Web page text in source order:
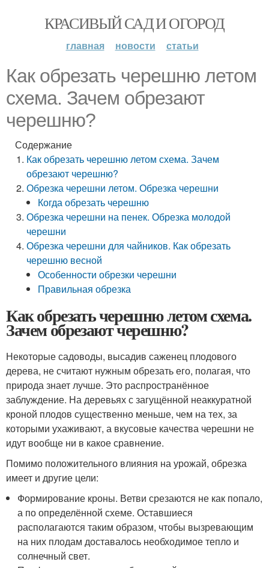
КРАСИВЫЙ САД И ОГОРОД
главная новости статьи
Как обрезать черешню летом
схема. Зачем обрезают
черешню?
Содержание
Как обрезать черешню летом схема. Зачем
обрезают черешню?
Обрезка черешни летом. Обрезка черешни
Когда обрезать черешню
Обрезка черешни на пенек. Обрезка молодой
черешни
Обрезка черешни для чайников. Как обрезать
черешню весной
Особенности обрезки черешни
Правильная обрезка
Как обрезать черешню летом схема.
Зачем обрезают черешню?
Некоторые садоводы, высадив саженец плодового
дерева, не считают нужным обрезать его, полагая, что
природа знает лучше. Это распространённое
заблуждение. На деревьях с загущённой неаккуратной
кроной плодов существенно меньше, чем на тех, за
которыми ухаживают, а вкусовые качества черешни не
идут вообще ни в какое сравнение.
Помимо положительного влияния на урожай, обрезка
имеет и другие цели:
Формирование кроны. Ветви срезаются не как попало,
а по определённой схеме. Оставшиеся
располагаются таким образом, чтобы вызревающим
на них плодам доставалось необходимое тепло и
солнечный свет.